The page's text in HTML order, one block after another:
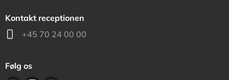
Kontakt receptionen
+45 70 24 00 00
Følg os